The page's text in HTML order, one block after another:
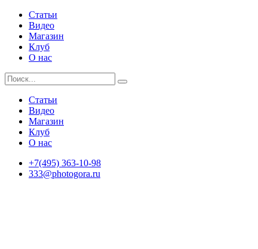
Статьи
Видео
Магазин
Клуб
О нас
Статьи
Видео
Магазин
Клуб
О нас
+7(495) 363-10-98
333@photogora.ru